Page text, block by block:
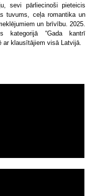
sevi pārliecinoši pieteicis
tuvums, ceļa romantika un
un brīvību. 2025.
kategorijā “Gada kantrī
ar klausītājiem visā Latvijā.